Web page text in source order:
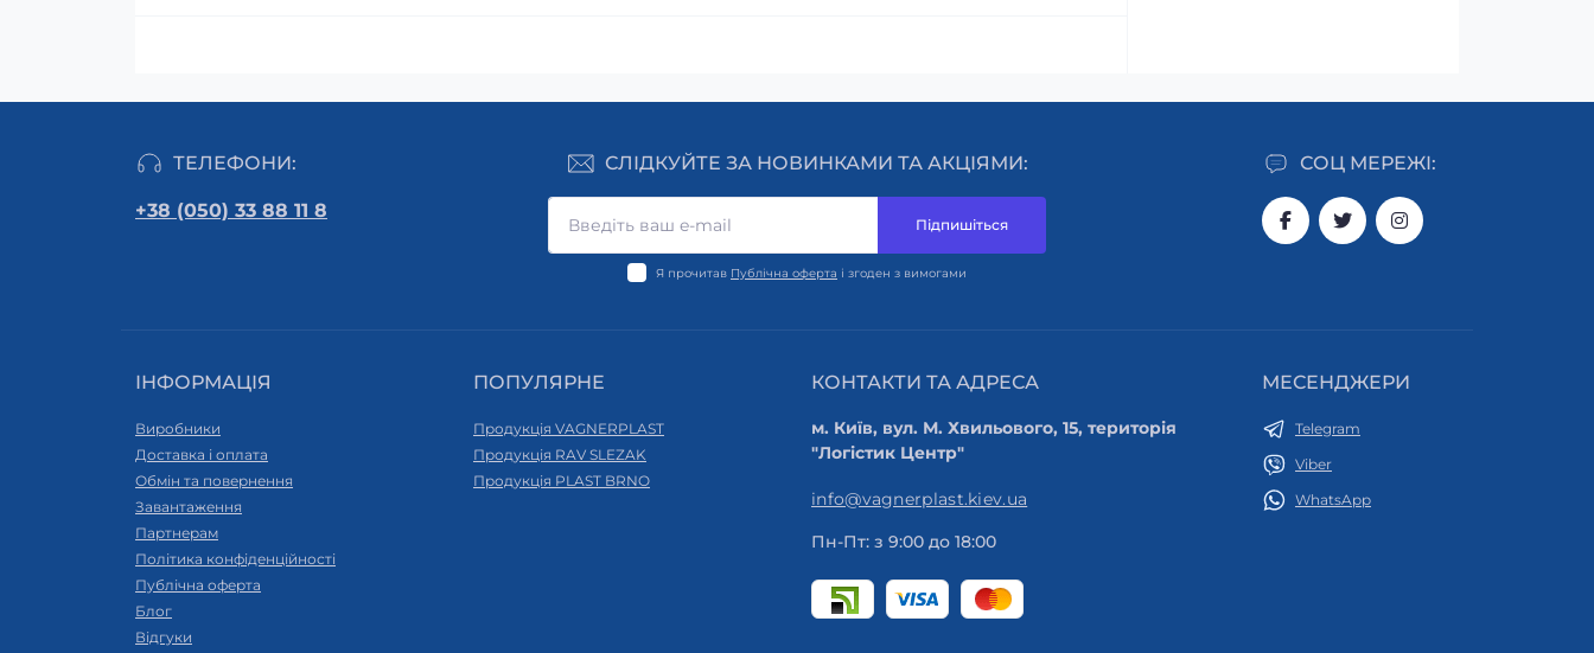
ТЕЛЕФОНИ:
+38 (050) 33 88 11 8
СОЦ МЕРЕЖІ:
СЛІДКУЙТЕ ЗА НОВИНКАМИ ТА АКЦІЯМИ:
Підпишіться
Я прочитав Публічна оферта і згоден з вимогами
ІНФОРМАЦІЯ
Виробники
Доставка і оплата
Обмін та повернення
Завантаження
Партнерам
Політика конфіденційності
Публічна оферта
Блог
Відгуки
ПОПУЛЯРНЕ
Продукція VAGNERPLAST
Продукція RAV SLEZAK
Продукція PLAST BRNO
КОНТАКТИ ТА АДРЕСА
м. Київ, вул. М. Хвильового, 15, територія
"Логістик Центр"
info@vagnerplast.kiev.ua
Пн-Пт: з 9:00 до 18:00
МЕСЕНДЖЕРИ
Telegram
Viber
WhatsApp